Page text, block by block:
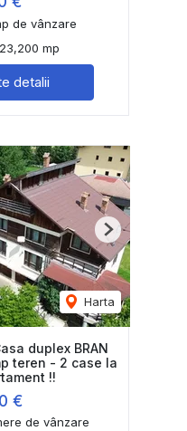
de vânzare
23,200 mp
detalii
Harta
Next
duplex BRAN
teren - 2 case la
!!
€
de vânzare